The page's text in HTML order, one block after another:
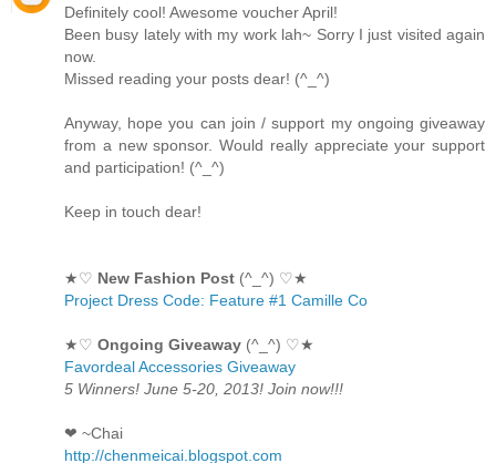
Definitely cool! Awesome voucher April!
Been busy lately with my work lah~ Sorry I just visited again
now.
Missed reading your posts dear! (^_^)
Anyway, hope you can join / support my ongoing giveaway
from a new sponsor. Would really appreciate your support
and participation! (^_^)
Keep in touch dear!
★♡ New Fashion Post (^_^) ♡★
Project Dress Code: Feature #1 Camille Co
★♡ Ongoing Giveaway (^_^) ♡★
Favordeal Accessories Giveaway
5 Winners! June 5-20, 2013! Join now!!!
❤ ~Chai
http://chenmeicai.blogspot.com